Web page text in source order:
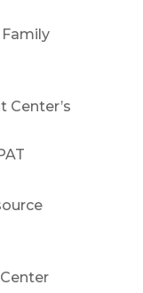
Center’s